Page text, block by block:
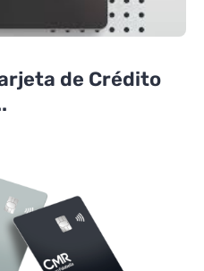
de Crédito